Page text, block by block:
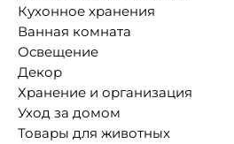
Кухонное хранения
Ванная комната
Освещение
Декор
Хранение и организация
Уход за домом
Товары для животных